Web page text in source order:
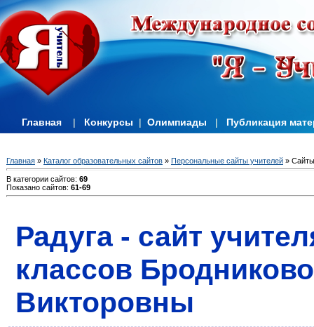
Главная | Конкурсы | Олимпиады | Публикация
Главная » Каталог образовательных сайтов » Персональные сайты учителей »
В категории сайтов: 69
Показано сайтов: 61-69
Радуга - сайт
классов
Викторовны